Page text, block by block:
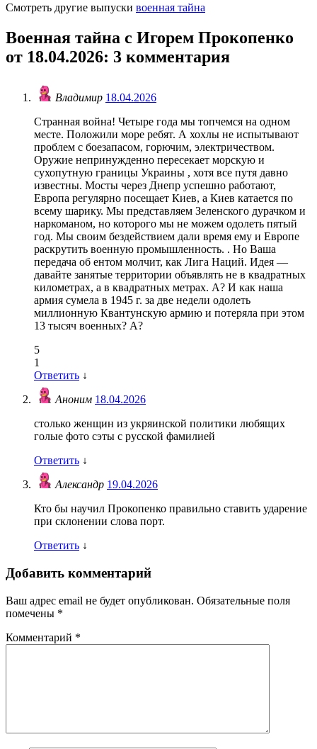
Смотреть другие выпуски военная тайна
Военная тайна с Игорем Прокопенко
от 18.04.2026: 3 комментария
Владимир 18.04.2026
Странная война! Четыре года мы топчемся на одном
месте. Положили море ребят. А хохлы не испытывают
проблем с боезапасом, горючим, электричеством.
Оружие непринужденно пересекает морскую и
сухопутную границы Украины , хотя все путя давно
известны. Мосты через Днепр успешно работают,
Европа регулярно посещает Киев, а Киев катается по
всему шарику. Мы представляем Зеленского дурачком и
наркоманом, но которого мы не можем одолеть пятый
год. Мы своим бездействием дали время ему и Европе
раскрутить военную промышленность. . Но Ваша
передача об ентом молчит, как Лига Наций. Идея —
давайте занятые территории объявлять не в квадратных
километрах, а в квадратных метрах. А? И как наша
армия сумела в 1945 г. за две недели одолеть
миллионную Квантунскую армию и потеряла при этом
13 тысяч военных? А?
5
1
Ответить ↓
Аноним 18.04.2026
столько женщин из укряинской политики любящих
голые фото сэты с русской фамилией
Ответить ↓
Александр 19.04.2026
Кто бы научил Прокопенко правильно ставить ударение
при склонении слова порт.
Ответить ↓
Добавить комментарий
Ваш адрес email не будет опубликован. Обязательные поля
помечены *
Комментарий *